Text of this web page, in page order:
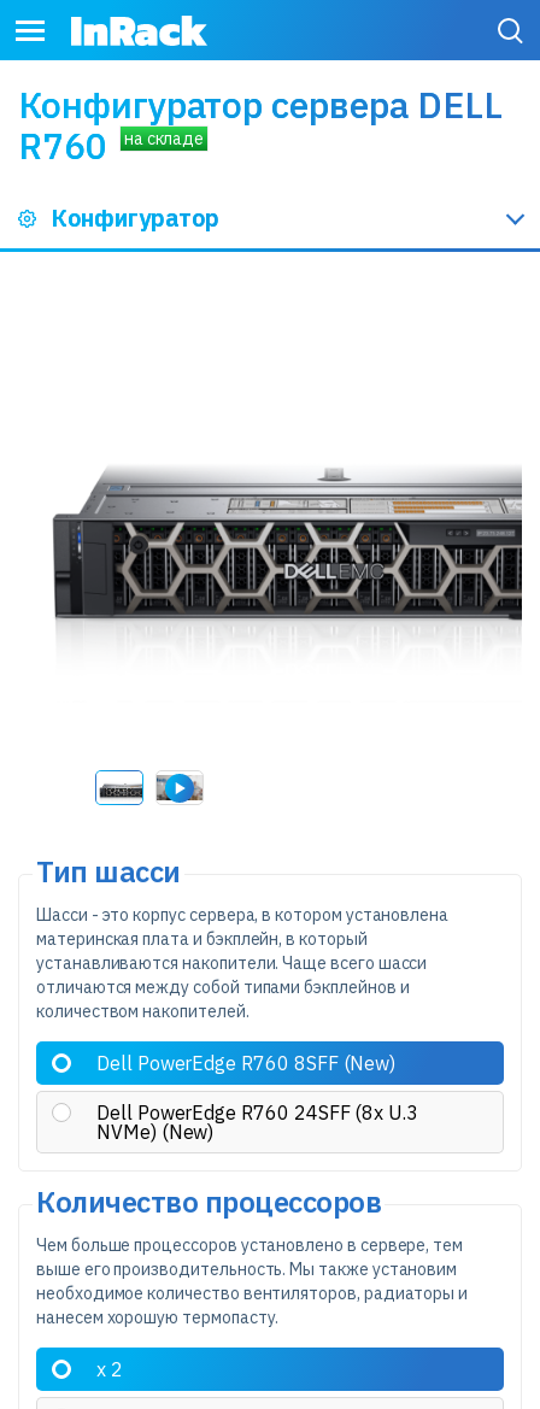
Конфигуратор сервера DELL
R760
Конфигуратор
Тип шасси
Шасси - это корпус сервера, в котором установлена
материнская плата и бэкплейн, в который
устанавливаются накопители. Чаще всего шасси
отличаются между собой типами бэкплейнов и
количеством накопителей.
Dell PowerEdge R760 8SFF (New)
Dell PowerEdge R760 24SFF (8x U.3
NVMe) (New)
Количество процессоров
Чем больше процессоров установлено в сервере, тем
выше его производительность. Мы также установим
необходимое количество вентиляторов, радиаторы и
нанесем хорошую термопасту.
x 2